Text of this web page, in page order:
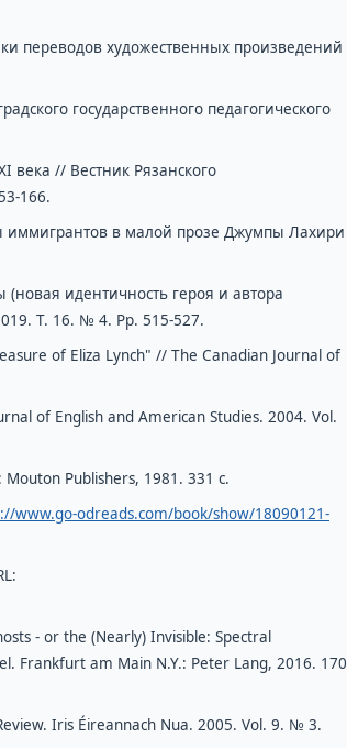
переводов художественных произведений
государственного педагогического
века // Вестник Рязанского
166.
иммигрантов в малой прозе Джумпы Лахири
идентичность героя и автора
Т. 16. № 4. Pp. 515-527.
of Eliza Lynch" // The Canadian Journal of
of English and American Studies. 2004. Vol.
Publishers, 1981. 331 с.
www.go-odreads.com/book/show/18090121-
- or the (Nearly) Invisible: Spectral
Frankfurt am Main N.Y.: Peter Lang, 2016. 170
Iris Éireannach Nua. 2005. Vol. 9. № 3.